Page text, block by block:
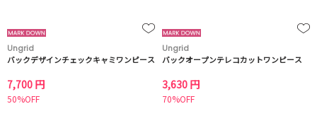
Ungrid
バックデザインチェックキャミワンピース
7,700 円
50%OFF
Ungrid
バックオープンテレコカットワンピース
3,630 円
70%OFF